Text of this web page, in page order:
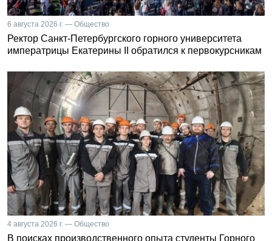
6 августа 2026 г. — Общество
Ректор Санкт-Петербургского горного университета
императрицы Екатерины II обратился к первокурсникам
4 августа 2026 г. — Общество
В поисках производственного опыта студенты Горного